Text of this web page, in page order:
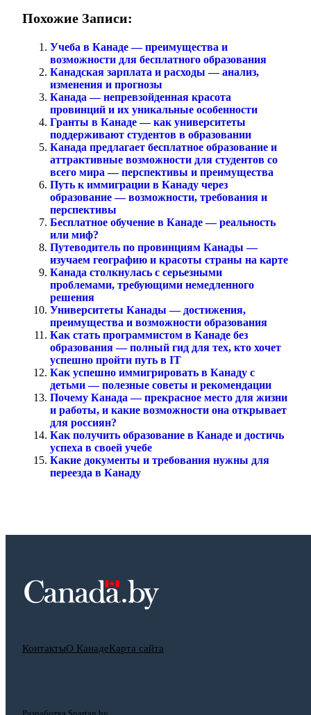
Похожие Записи:
Учеба в Канаде — преимущества и
возможности для бесплатного образования
Канадская зарплата и расходы — анализ,
изменения и прогнозы
Канада — непревзойденная красота
провинций и их уникальные особенности
Гранты в Канаде — как университеты
поддерживают студентов в образовании
Канада предлагает бесплатное образование и
аттрактивные возможности для студентов со
всего мира — перспективы и преимущества
Путь к иммиграции в Канаду через
образование — возможности, требования и
перспективы
Бесплатное обучение в Канаде — реальность
или миф?
Путеводитель по провинциям Канады —
изучаем географию и красоты страны на карте
Канада столкнулась с серьезными
проблемами, требующими немедленного
решения
Университеты Канады — достижения,
преимущества и возможности образования
Как стать программистом в Канаде без
образования — полный гид для тех, кто хочет
успешно пройти путь в IT
Как успешно иммигрировать в Канаду с
детьми — полезные советы и рекомендации
Почему Канада — прекрасное место для жизни
и работы, и какие возможности она открывает
для россиян?
Как получить образование в Канаде и достичь
успеха в своей учебе
Какие документы и требования нужны для
переезда в Канаду
КонтактыО КанадеКарта сайта